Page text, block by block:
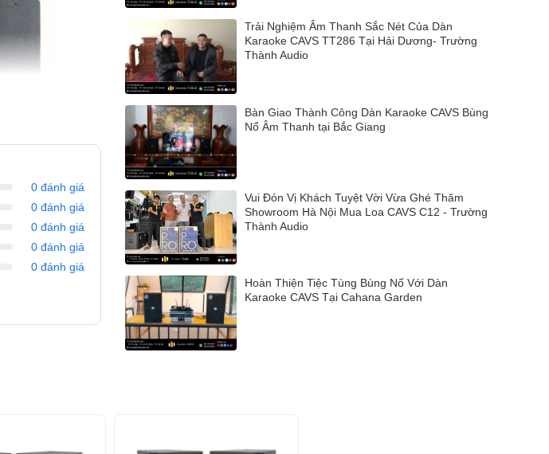
0 đánh giá
0 đánh giá
0 đánh giá
0 đánh giá
0 đánh giá
Trải Nghiệm Âm Thanh Sắc Nét Của Dàn
Karaoke CAVS TT286 Tại Hải Dương- Trường
Thành Audio
Bàn Giao Thành Công Dàn Karaoke CAVS Bùng
Nổ Âm Thanh tại Bắc Giang
Vui Đón Vị Khách Tuyệt Vời Vừa Ghé Thăm
Showroom Hà Nội Mua Loa CAVS C12 - Trường
Thành Audio
Hoàn Thiện Tiệc Tùng Bùng Nổ Với Dàn
Karaoke CAVS Tại Cahana Garden